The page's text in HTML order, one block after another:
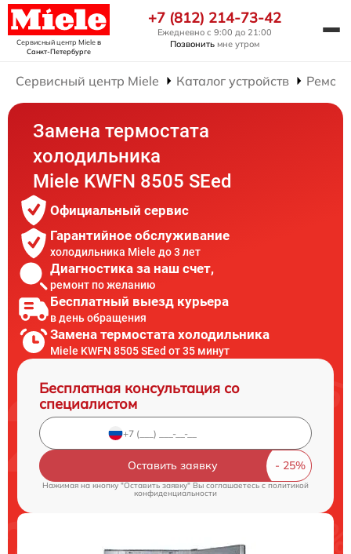
Сервисный центр Mieleв
Санкт-Петербурге
+7 (812) 214-73-42
Ежедневно с 9:00 до 21:00
Позвонить мне утром
Сервисный центр Miele Каталог устройств
Замена термостата
холодильника
Miele KWFN 8505 SEed
Официальный сервис
Гарантийное обслуживание
холодильника Miele до 3 лет
Диагностика за наш счет,
ремонт по желанию
Бесплатный выезд курьера
в день обращения
Замена термостата холодильника
Miele KWFN 8505 SEed от 35 минут
Бесплатная консультация со
специалистом
Оставить заявку
Нажимая на кнопку "Оставить заявку" Вы соглашаетесь cполитикой
конфиденциальности